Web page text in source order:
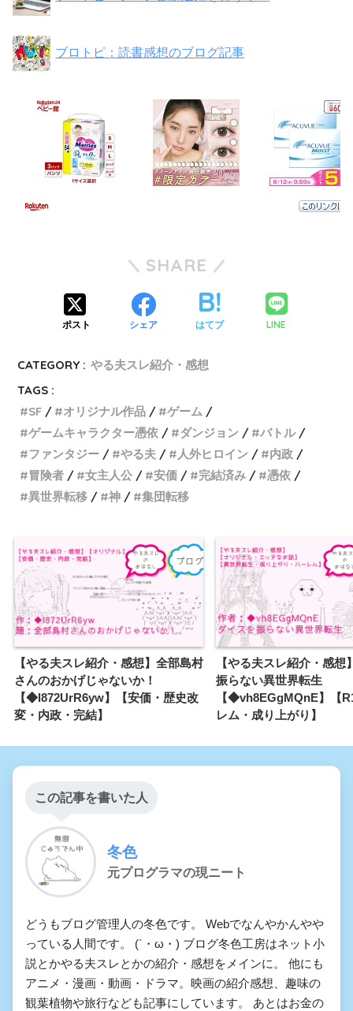
ブロトピ：読書感想のブログ記事
SHARE
ポスト シェア はてブ LINE
CATEGORY : やる夫スレ紹介・感想
TAGS :
SF
オリジナル作品
ゲーム
ゲームキャラクター憑依
ダンジョン
バトル
ファンタジー
やる夫 人外ヒロイン
内政
冒険者
女主人公 安価 完結済み
憑依
異世界転移
神 集団転移
【やる夫スレ紹介・感想】全部島村
さんのおかげじゃないか！
【◆l872UrR6yw】【安価・歴史改
変・内政・完結】
【やる夫スレ紹介・感想
振らない異世界転生
【◆vh8EGgMQnE】【
レム・成り上がり】
この記事を書いた人
冬色
元プログラマの現ニート
どうもブログ管理人の冬色です。 Webでなんやかんやや
っている人間です。 (´・ω・) ブログ冬色工房はネット小
説とかやる夫スレとかの紹介・感想をメインに。 他にも
アニメ・漫画・動画・ドラマ。映画の紹介感想、趣味の
観葉植物や旅行なども記事にしています。 あとはお金の